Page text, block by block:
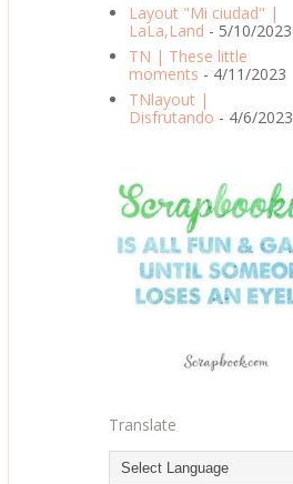
Layout "Mi ciudad" |
LaLa,Land - 5/10/2023
TN | These little
moments - 4/11/2023
TNlayout |
Disfrutando - 4/6/2023
Translate